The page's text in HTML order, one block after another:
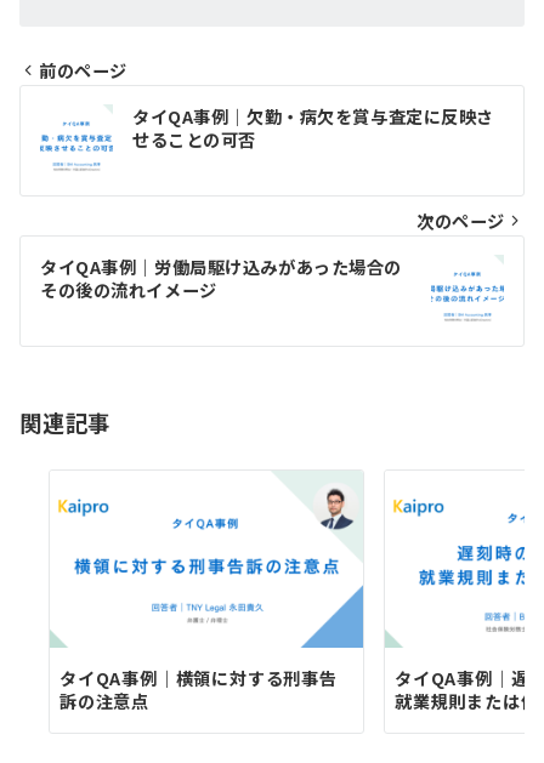
稿
ナ
ビ
ゲ
シ
ン
前のページ
タイQA事例｜欠勤・病欠を賞与査定に反映さ
せることの可否
次のページ
タイQA事例｜労働局駆け込みがあった場合の
その後の流れイメージ
関連記事
タイQA事例｜横領に対する刑事告
訴の注意点
タイQA事例｜遅
就業規則または